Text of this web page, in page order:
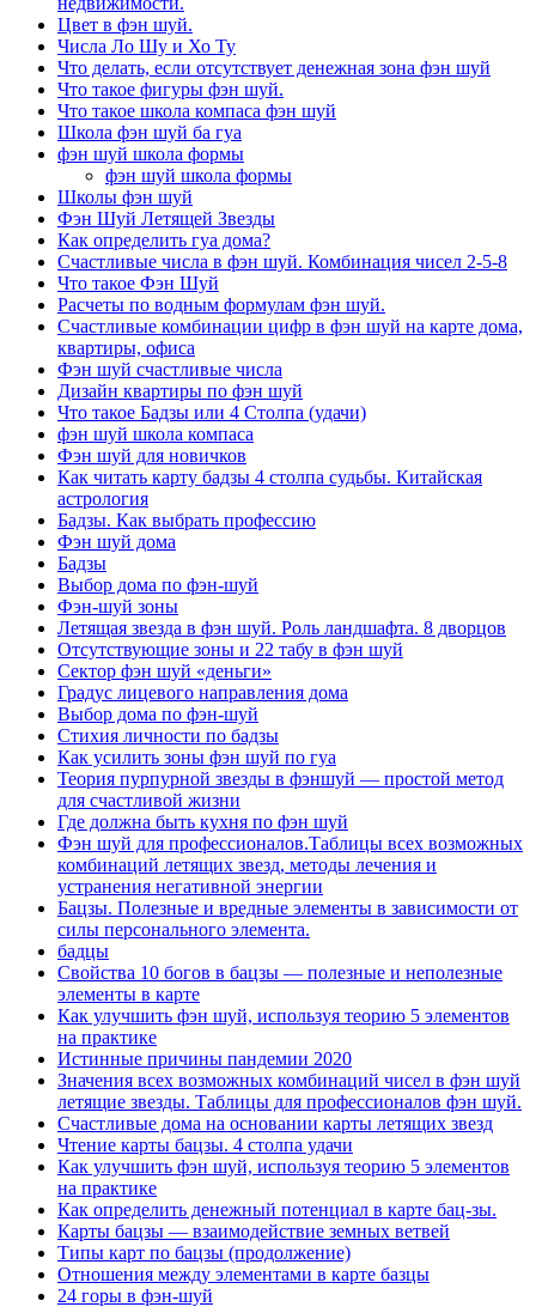
Цвет в фэн шуй.
Числа Ло Шу и Хо Ту
Что делать, если отсутствует денежная зона фэн шуй
Что такое фигуры фэн шуй.
Что такое школа компаса фэн шуй
Школа фэн шуй ба гуа
фэн шуй школа формы
фэн шуй школа формы
Школы фэн шуй
Фэн Шуй Летящей Звезды
Как определить гуа дома?
Счастливые числа в фэн шуй. Комбинация чисел 2-5-8
Что такое Фэн Шуй
Расчеты по водным формулам фэн шуй.
Счастливые комбинации цифр в фэн шуй на карте дома,
квартиры, офиса
Фэн шуй счастливые числа
Дизайн квартиры по фэн шуй
Что такое Бадзы или 4 Столпа (удачи)
фэн шуй школа компаса
Фэн шуй для новичков
Как читать карту бадзы 4 столпа судьбы. Китайская
астрология
Бадзы. Как выбрать профессию
Фэн шуй дома
Бадзы
Выбор дома по фэн-шуй
Фэн-шуй зоны
Летящая звезда в фэн шуй. Роль ландшафта. 8 дворцов
Отсутствующие зоны и 22 табу в фэн шуй
Сектор фэн шуй «деньги»
Градус лицевого направления дома
Выбор дома по фэн-шуй
Стихия личности по бадзы
Как усилить зоны фэн шуй по гуа
Теория пурпурной звезды в фэншуй — простой метод
для счастливой жизни
Где должна быть кухня по фэн шуй
Фэн шуй для профессионалов.Таблицы всех возможных
комбинаций летящих звезд, методы лечения и
устранения негативной энергии
Бацзы. Полезные и вредные элементы в зависимости от
силы персонального элемента.
бадцы
Свойства 10 богов в бацзы — полезные и неполезные
элементы в карте
Как улучшить фэн шуй, используя теорию 5 элементов
на практике
Истинные причины пандемии 2020
Значения всех возможных комбинаций чисел в фэн шуй
летящие звезды. Таблицы для профессионалов фэн шуй.
Счастливые дома на основании карты летящих звезд
Чтение карты бацзы. 4 столпа удачи
Как улучшить фэн шуй, используя теорию 5 элементов
на практике
Как определить денежный потенциал в карте бац-зы.
Карты бацзы — взаимодействие земных ветвей
Типы карт по бацзы (продолжение)
Отношения между элементами в карте базцы
24 горы в фэн-шуй